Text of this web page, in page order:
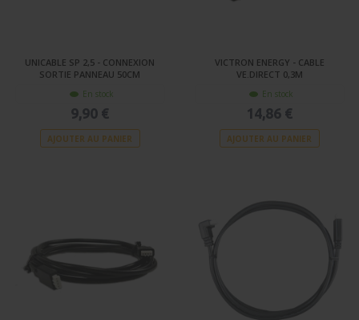
UNICABLE SP 2,5 - CONNEXION
SORTIE PANNEAU 50CM
En stock
9,90 €
AJOUTER AU PANIER
VICTRON ENERGY - CABLE
VE.DIRECT 0,3M
En stock
14,86 €
AJOUTER AU PANIER